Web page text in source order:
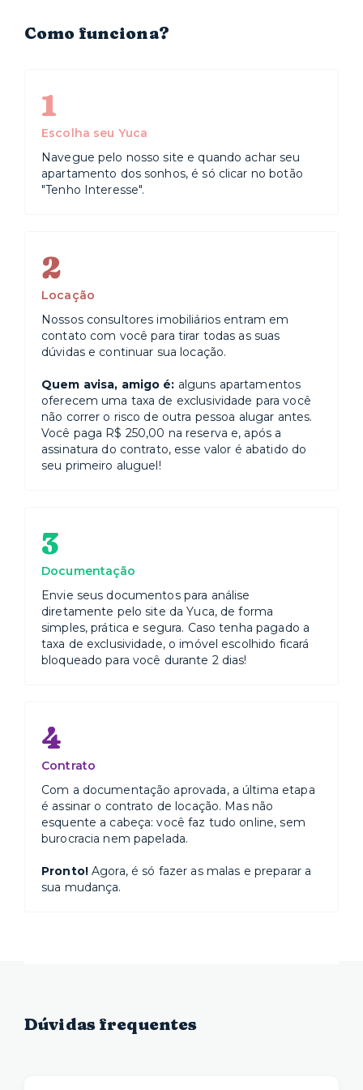
Como funciona?
1
Escolha seu Yuca
Navegue pelo nosso site e quando achar seu
apartamento dos sonhos, é só clicar no botão
"Tenho Interesse".
2
Locação
Nossos consultores imobiliários entram em
contato com você para tirar todas as suas
dúvidas e continuar sua locação.
Quem avisa, amigo é: alguns apartamentos
oferecem uma taxa de exclusividade para você
não correr o risco de outra pessoa alugar antes.
Você paga R$ 250,00 na reserva e, após a
assinatura do contrato, esse valor é abatido do
seu primeiro aluguel!
3
Documentação
Envie seus documentos para análise
diretamente pelo site da Yuca, de forma
simples, prática e segura. Caso tenha pagado a
taxa de exclusividade, o imóvel escolhido ficará
bloqueado para você durante 2 dias!
4
Contrato
Com a documentação aprovada, a última etapa
é assinar o contrato de locação. Mas não
esquente a cabeça: você faz tudo online, sem
burocracia nem papelada.
Pronto!Agora, é só fazer as malas e preparar a
sua mudança.
Dúvidas frequentes